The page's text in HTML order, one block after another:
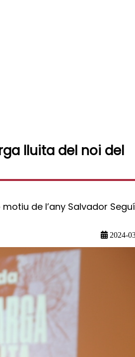
lluita del noi del
de l’any Salvador Seguí
2024-